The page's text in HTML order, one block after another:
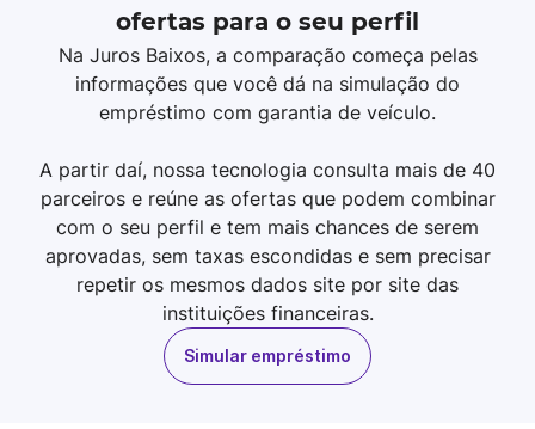
ofertas para o seu perfil
Na Juros Baixos, a comparação começa pelas
informações que você dá na simulação do
empréstimo com garantia de veículo.
A partir daí, nossa tecnologia consulta mais de 40
parceiros e reúne as ofertas que podem combinar
com o seu perfil e tem mais chances de serem
aprovadas, sem taxas escondidas e sem precisar
repetir os mesmos dados site por site das
instituições financeiras.
Simular empréstimo